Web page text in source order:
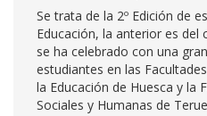
Se trata de la 2º Edición de
Educación, la anterior es del
se ha celebrado con una
estudiantes en las
la Educación de Huesca y la
Sociales y Humanas de